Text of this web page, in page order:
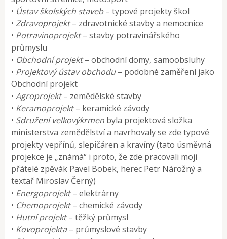
• Ústav školských staveb– typové projekty škol
•Zdravoprojekt– zdravotnické stavby a nemocnice
• Potravinoprojekt– stavby potravinářského
průmyslu
• Obchodní projekt– obchodní domy, samoobsluhy
• Projektový ústav obchodu– podobné zaměření jako
Obchodní projekt
•Agroprojekt– zemědělské stavby
• Keramoprojekt– keramické závody
• Sdružení velkovýkrmen byla projektová složka
ministerstva zemědělství a navrhovaly se zde typové
projekty vepřínů, slepičáren a kravíny (tato úsměvná
projekce je „známá“ i proto, že zde pracovali moji
přátelé zpěvák Pavel Bobek, herec Petr Nárožný a
textař Miroslav Černý)
• Energoprojekt– elektrárny
• Chemoprojekt– chemické závody
• Hutní projekt– těžký průmysl
• Kovoprojekta – průmyslové stavby